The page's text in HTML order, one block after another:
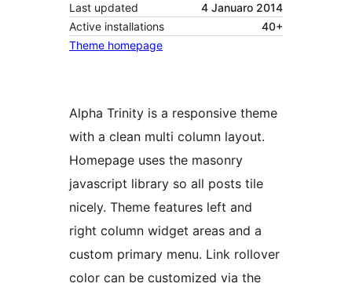
Last updated
4 Januaro 2014
Active installations
40+
Theme homepage
Alpha Trinity is a responsive theme
with a clean multi column layout.
Homepage uses the masonry
javascript library so all posts tile
nicely. Theme features left and
right column widget areas and a
custom primary menu. Link rollover
color can be customized via the